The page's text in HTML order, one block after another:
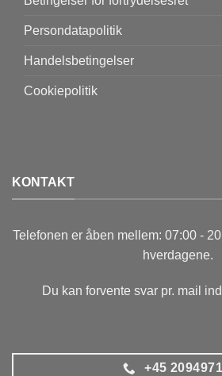
Persondatapolitik
Handelsbetingelser
Cookiepolitik
KONTAKT
Telefonen er åben mellem: 07:00 -
hverdagene.
Du kan forvente svar pr. mail
+45